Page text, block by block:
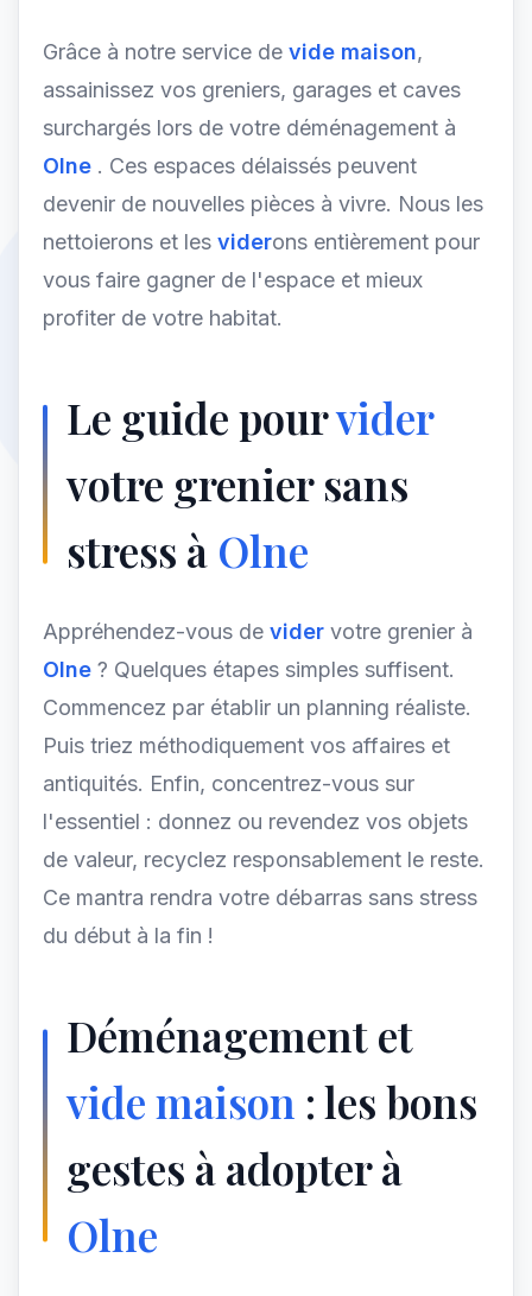
Grâce à notre service de vide maison,
assainissez vos greniers, garages et caves
surchargés lors de votre déménagement à
Olne . Ces espaces délaissés peuvent
devenir de nouvelles pièces à vivre. Nous les
nettoierons et les viderons entièrement pour
vous faire gagner de l'espace et mieux
profiter de votre habitat.
Le guide pourvider
votre grenier sans
stress à Olne
Appréhendez-vous de vider votre grenier à
Olne ? Quelques étapes simples suffisent.
Commencez par établir un planning réaliste.
Puis triez méthodiquement vos affaires et
antiquités. Enfin, concentrez-vous sur
l'essentiel : donnez ou revendez vos objets
de valeur, recyclez responsablement le reste.
Ce mantra rendra votre débarras sans stress
du début à la fin !
Déménagement et
vide maison : les bons
gestes à adopter à
Olne